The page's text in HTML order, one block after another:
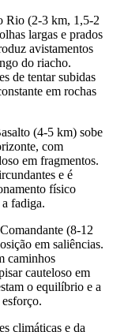
Rio (2-3 km, 1,5-2
largas e prados
avistamentos
do riacho.
de tentar subidas
em rochas
(4-5 km) sobe
com
em fragmentos.
e é
físico
fadiga.
(8-12
em saliências.
caminhos
cauteloso em
o equilíbrio e a
climáticas e da